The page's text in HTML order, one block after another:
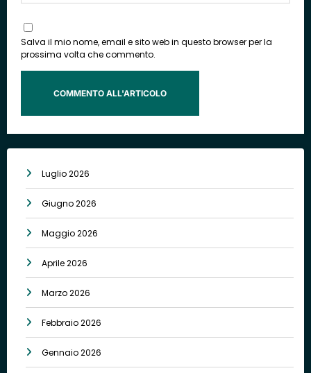
Salva il mio nome, email e sito web in questo browser per la
prossima volta che commento.
Luglio 2026
Giugno 2026
Maggio 2026
Aprile 2026
Marzo 2026
Febbraio 2026
Gennaio 2026